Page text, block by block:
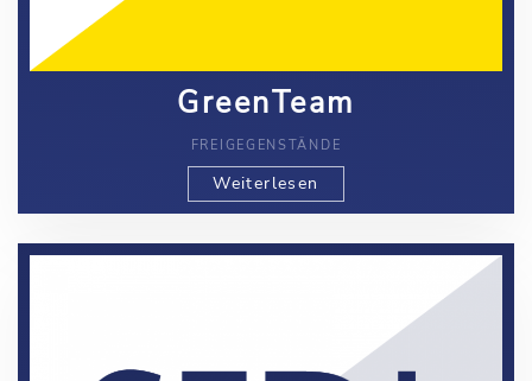
GreenTeam
FREIGEGENSTÄNDE
Weiterlesen